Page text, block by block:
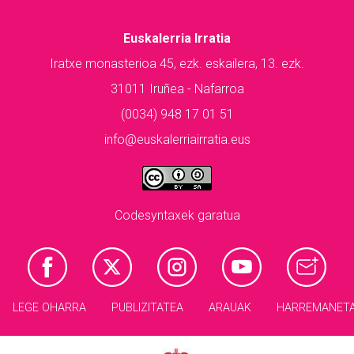
Euskalerria Irratia
Iratxe monasterioa 45, ezk. eskailera, 13. ezk.
31011 Iruñea - Nafarroa
(0034) 948 17 01 51
info@euskalerriairratia.eus
Codesyntaxek garatua
LEGE OHARRA PUBLIZITATEA ARAUAK